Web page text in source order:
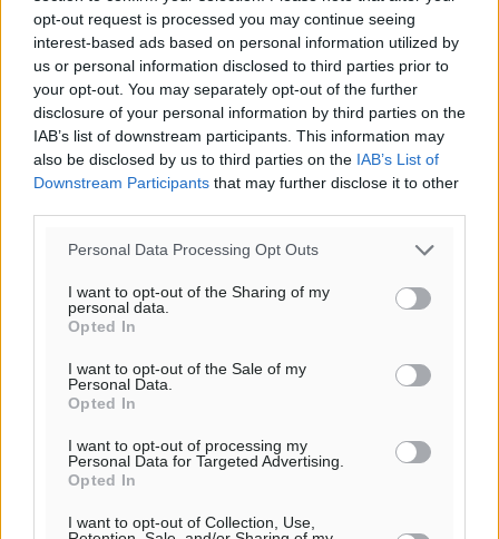
opt-out request is processed you may continue seeing
interest-based ads based on personal information utilized by
us or personal information disclosed to third parties prior to
your opt-out. You may separately opt-out of the further
disclosure of your personal information by third parties on the
IAB’s list of downstream participants. This information may
also be disclosed by us to third parties on the IAB’s List of
Downstream Participants that may further disclose it to other
Personal Data Processing Opt Outs
I want to opt-out of the Sharing of my
personal data.
Opted In
I want to opt-out of the Sale of my
Personal Data.
Opted In
I want to opt-out of processing my
Personal Data for Targeted Advertising.
Opted In
I want to opt-out of Collection, Use,
πρόγνωση:
31°
ΣΑ
30°
ΚΥ
29°
ΔΕ
29°